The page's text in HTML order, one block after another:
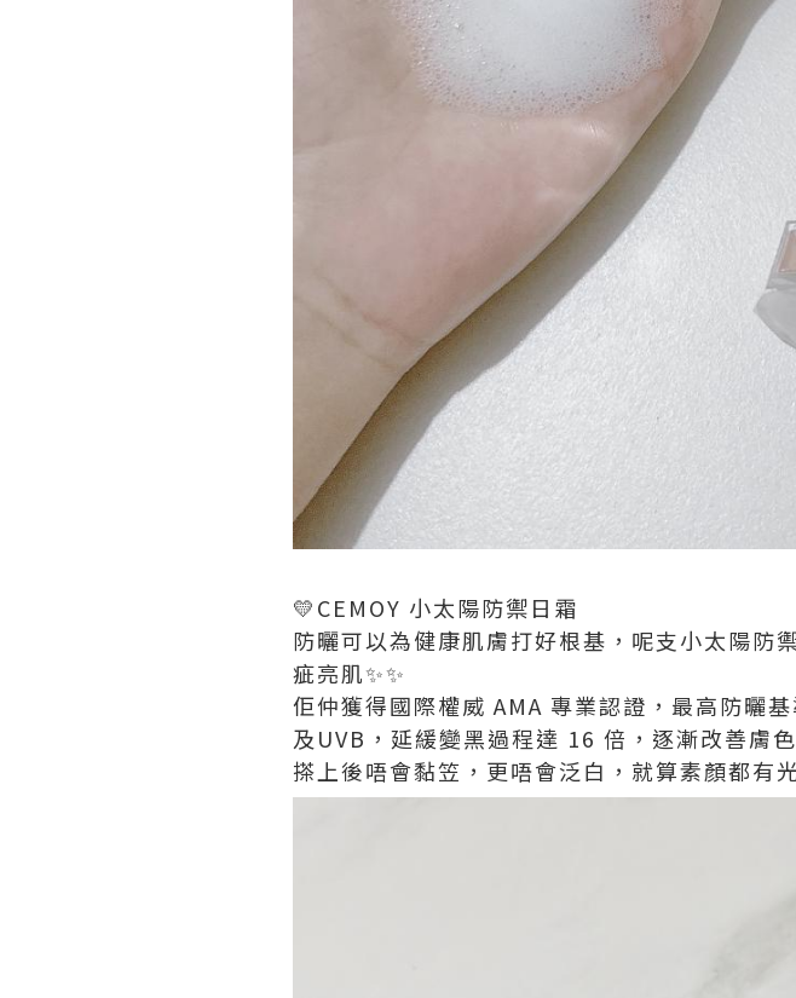
💛CEMOY 小太陽防禦日霜
防曬可以為健康肌膚打好根基，呢支小太陽防
疵亮肌✨✨
佢仲獲得國際權威 AMA 專業認證，最高防曬
及UVB，延緩變黑過程達 16 倍，逐漸改善膚
搽上後唔會黏笠，更唔會泛白，就算素顏都有